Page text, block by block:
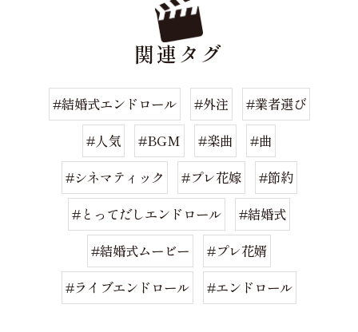
関連タグ
#結婚式エンドロール #外注
#業者選び
#人気
#BGM #楽曲
#曲
#シネマティック
#プレ花嫁
#節約
#とってだしエンドロール
#結婚式
#結婚式ムービー
#プレ花婿
#ライブエンドロール
#エンドロール